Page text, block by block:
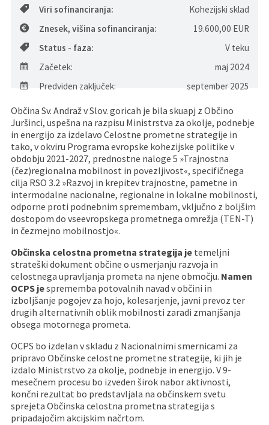
Viri sofinanciranja:
Kohezijski sklad
Znesek, višina sofinanciranja:
19.600,00 EUR
Status - faza:
V teku
Začetek:
maj 2024
Predviden zaključek:
september 2025
Občina Sv. Andraž v Slov. goricah je bila skuapj z Občino
Juršinci, uspešna na razpisu Ministrstva za okolje, podnebje
in energijo za izdelavo Celostne prometne strategije in
tako, v okviru Programa evropske kohezijske politike v
obdobju 2021-2027, prednostne naloge 5 »Trajnostna
(čez)regionalna mobilnost in povezljivost«, specifičnega
cilja RSO 3.2 »Razvoj in krepitev trajnostne, pametne in
intermodalne nacionalne, regionalne in lokalne mobilnosti,
odporne proti podnebnim spremembam, vključno z boljšim
dostopom do vseevropskega prometnega omrežja (TEN-T)
in čezmejno mobilnostjo«.
Občinska celostna prometna strategija je temeljni
strateški dokument občine o usmerjanju razvoja in
celostnega upravljanja prometa na njene območju. Namen
OCPS jesprememba potovalnih navad v občini in
izboljšanje pogojev za hojo, kolesarjenje, javni prevoz ter
drugih alternativnih oblik mobilnosti zaradi zmanjšanja
obsega motornega prometa.
OCPS bo izdelan v skladu z Nacionalnimi smernicami za
pripravo Občinske celostne prometne strategije, ki jih je
izdalo Ministrstvo za okolje, podnebje in energijo. V 9-
mesečnem procesu bo izveden širok nabor aktivnosti,
končni rezultat bo predstavljala na občinskem svetu
sprejeta Občinska celostna prometna strategija s
pripadajočim akcijskim načrtom.
Pristojni za vodenje upravnih postopkov
DELOVNA PODROČJA
Fotogalerija
Lokalne volitve
Znamenite osebnosti
Tradicionalni dogodki